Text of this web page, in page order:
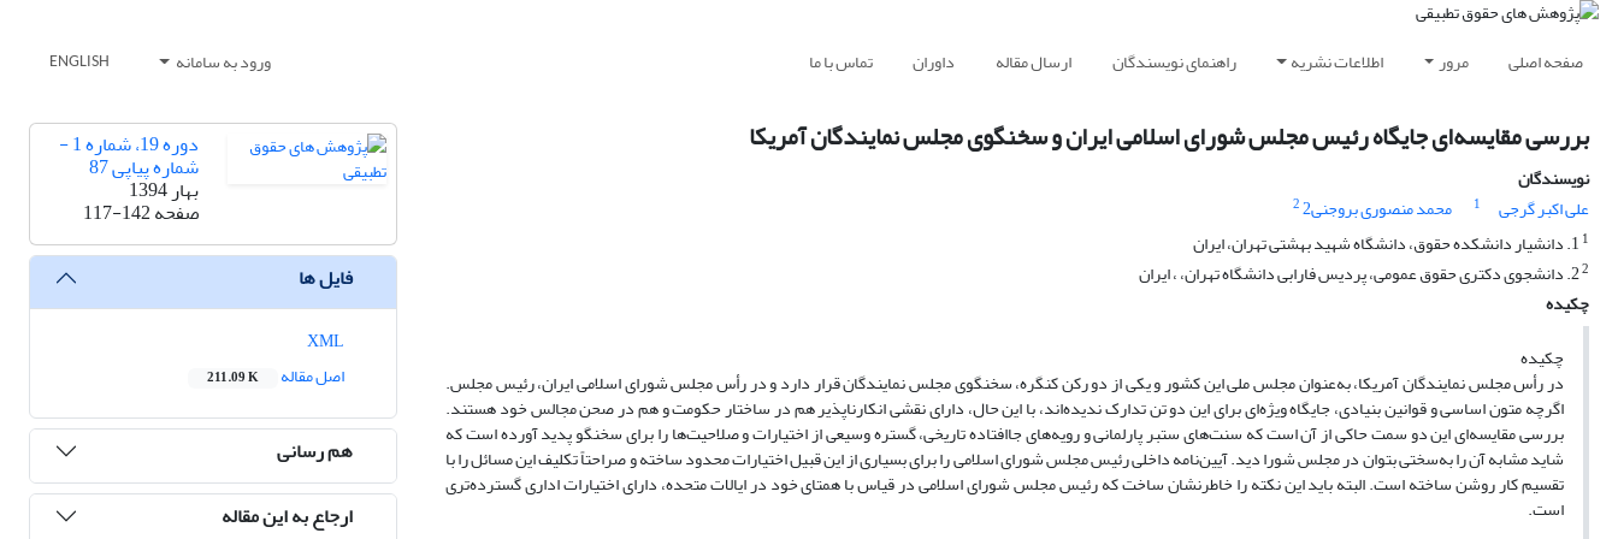
صفحه اصلی مرور اطلاعات نشریه راهنمای نویسندگان ارسال مقاله داوران تماس با ما ورود به سامانه ENGLISH
بررسی مقایسه‌ای جایگاه رئیس مجلس شورای اسلامی ایران و سخنگوی مجلس نمایندگان آمریکا
نویسندگان
علی اکبر گرجی
1 محمد منصوری بروجنی2 2
1
2
چکیده
چکیده
در رأس مجلس نمایندگان آمریکا، به‌عنوان مجلس ملی این کشور و یکی از دو رکن کنگره، سخنگوی مجلس نمایندگان قرار دارد و در رأس مجلس شورای اسلامی ایران، رئیس مجلس.
اگرچه متون اساسی و قوانین بنیادی، جایگاه ویژه‌ای برای این دو تن تدارک ندیده‌اند، با این حال، دارای نقشی انکارناپذیر هم در ساختار حکومت و هم در صحن مجالس خود هستند.
بررسی مقایسه‌ای این دو سمت حاکی از آن است که سنت‌های ستبر پارلمانی و رویه‌های جاافتاده تاریخی، گستره وسیعی از اختیارات و صلاحیت‌ها را برای سخنگو پدید آورده است که
شاید مشابه آن را به‌سختی بتوان در مجلس شورا دید. آیین‌نامه داخلی رئیس مجلس شورای اسلامی را برای بسیاری از این قبیل اختیارات محدود ساخته و صراحتاً تکلیف این مسائل را با
تقسیم کار روشن ساخته است. البته باید این نکته را خاطرنشان ساخت که رئیس مجلس شورای اسلامی در قیاس با همتای خود در ایالات متحده، دارای اختیارات اداری گسترده‌تری
است.
دوره 19، شماره 1 -
شماره پیاپی 87
بهار 1394
صفحه117-142
فایل ها
اصل مقاله
211.09 K
هم رسانی
ارجاع به این مقاله